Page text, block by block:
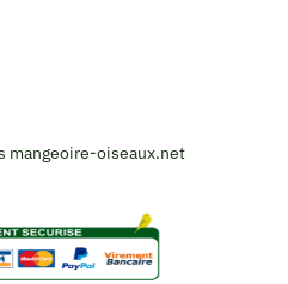
mangeoire-oiseaux.net